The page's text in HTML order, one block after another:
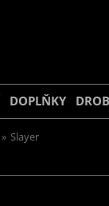
DOPLŇKY
» Slayer